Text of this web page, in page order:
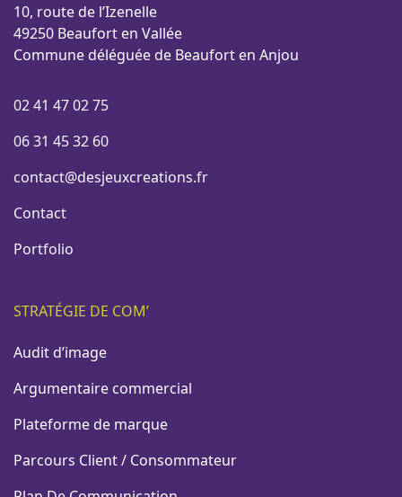
10, route de l’Izenelle
49250 Beaufort en Vallée
Commune déléguée de Beaufort en Anjou
02 41 47 02 75
06 31 45 32 60
contact@desjeuxcreations.fr
Contact
Portfolio
STRATÉGIE DE COM’
Audit d’image
Argumentaire commercial
Plateforme de marque
Parcours Client / Consommateur